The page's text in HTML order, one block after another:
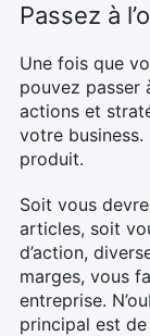
Passez à
Une fois que
pouvez passer
actions et
votre business.
produit.
Soit vous
articles, soit
d’action,
marges, vous
entreprise.
principal est